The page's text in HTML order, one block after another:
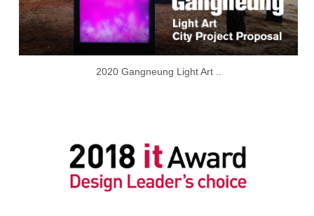
2020 Gangneung Light Art ..